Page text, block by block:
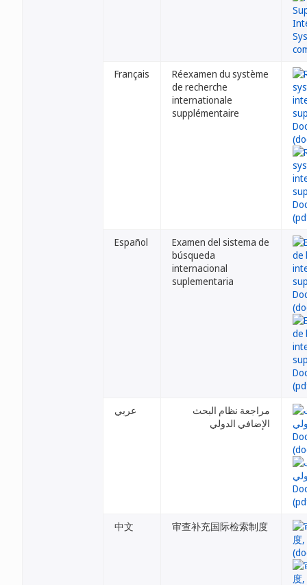
Français
Réexamen du système
de recherche
internationale
supplémentaire
Español
Examen del sistema de
búsqueda
internacional
suplementaria
عربي
مراجعة نظام البحث
الإضافي الدولي
中文 审查补充国际检索制度